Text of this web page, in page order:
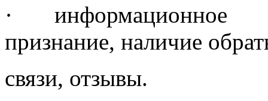
· информационное
признание, наличие
связи, отзывы.